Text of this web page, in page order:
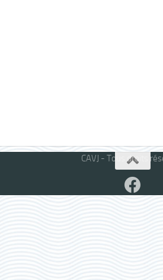
CAVJ - Tous droits